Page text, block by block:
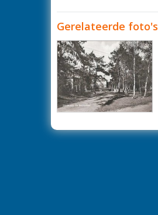
Gerelateerde foto's